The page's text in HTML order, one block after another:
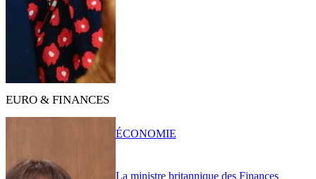
EURO & FINANCES
La ministre britannique des Finances
ÉCONOMIE